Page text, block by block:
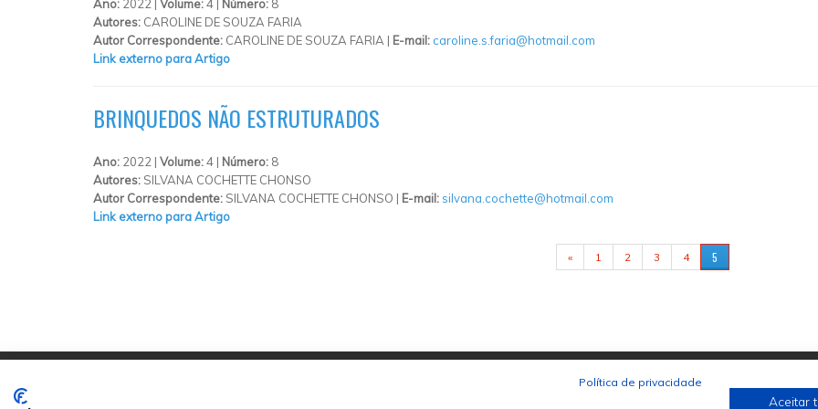
Ano: 2022 | Volume:4 | Número: 8
Autores: CAROLINE DE SOUZA FARIA
Autor Correspondente: CAROLINE DE SOUZA FARIA | E-mail: caroline.s.faria@hotmail.com
Link externo para Artigo
BRINQUEDOS NÃO ESTRUTURADOS
Ano: 2022 | Volume:4 | Número: 8
Autores: SILVANA COCHETTE CHONSO
Autor Correspondente: SILVANA COCHETTE CHONSO | E-mail: silvana.cochette@hotmail.com
Link externo para Artigo
« 1 2 3 4 5
Política de privacidade
Aceitar